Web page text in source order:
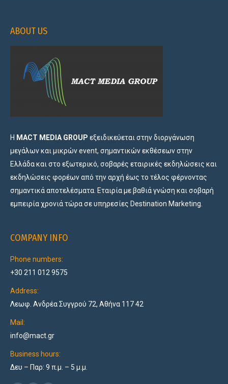
ABOUT US
Η MACT MEDIA GROUP εξειδικεύεται στην διοργάνωση
μεγάλων και μικρών event, σημαντικών εκθέσεων στην
Ελλάδα και στο εξωτερικό, σοβαρές εταιρικές εκδηλώσεις και
εκδηλώσεις φορέων από την αρχή έως το τέλος φέρνοντας
σημαντικά αποτελέσματα. Εταιρία με βαθιά γνώση και σοβαρή
εμπειρία χρονιά τώρα σε υπηρεσίες Destination Marketing.
COMPANY INFO
Phone numbers:
+30 211 012 9575
Address:
Λεωφ. Ανδρέα Συγγρού 72, Αθήνα 117 42
Mail:
info@mact.gr
Business hours:
Δευ – Παρ: 9 π.μ. – 5 μ.μ.